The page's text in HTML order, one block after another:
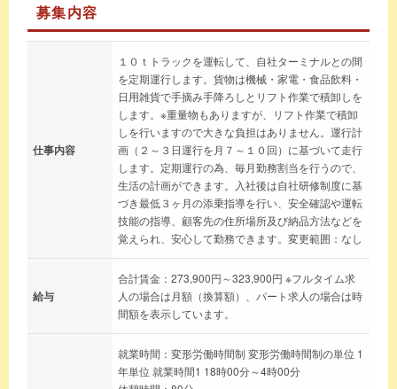
募集内容
仕事内容
１０ｔトラックを運転して、自社ターミナルとの間
を定期運行します。貨物は機械・家電・食品飲料・
日用雑貨で手摘み手降ろしとリフト作業で積卸しを
します。※重量物もありますが、リフト作業で積卸
しを行いますので大きな負担はありません。運行計
画（２～３日運行を月７～１０回）に基づいて走行
します。定期運行の為、毎月勤務割当を行うので、
生活の計画ができます。入社後は自社研修制度に基
づき最低３ヶ月の添乗指導を行い、安全確認や運転
技能の指導、顧客先の住所場所及び納品方法などを
覚えられ、安心して勤務できます。変更範囲：なし
給与
合計賃金：273,900円～323,900円 ※フルタイム求
人の場合は月額（換算額）、パート求人の場合は時
間額を表示しています。
就業時間：変形労働時間制 変形労働時間制の単位 1
年単位 就業時間1 18時00分～4時00分